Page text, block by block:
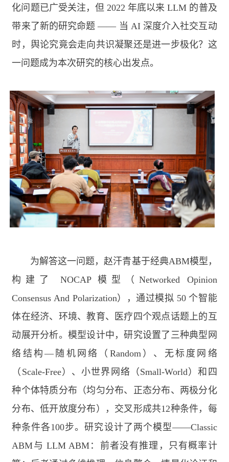
化问题已广受关注，但 2022年底以来LLM 的普及
带来了新的研究命题 —— 当 AI 深度介入社交互动
时，舆论究竟会走向共识凝聚还是进一步极化？这
一问题成为本次研究的核心出发点。
为解答这一问题，赵汗青基于经典ABM模型，
构建了 NOCAP模型（ Networked Opinion
Consensus And Polarization），通过模拟 50个智能
体在经济、环境、教育、医疗四个观点话题上的互
动展开分析。模型设计中，研究设置了三种典型网
络结构—随机网络（ Random）、无标度网络
（ Scale-Free）、小世界网络（ Small-World）和四
种个体特质分布（均匀分布、正态分布、两极分化
分布、低开放度分布），交叉形成共12种条件，每
种条件各100步。研究设计了两个模型——Classic
ABM与 LLM ABM ：前者没有推理，只有概率计